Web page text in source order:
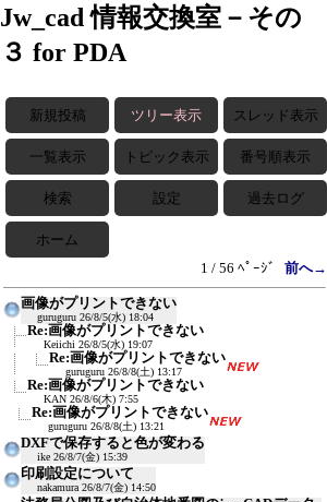
Jw_cad 情報交換室－その
３ for PDA
新規投稿 ツリー表示 スレッド表示
一覧表示 トピック表示 番号順表示
検索 設定 過去ログ
ホーム
1 / 56 ﾍﾟｰｼﾞ
前へ→
画像がプリントできない
guruguru 26/8/5(水) 18:04
Re:画像がプリントできない
Keiichi 26/8/5(水) 19:07
Re:画像がプリントできない
guruguru 26/8/8(土) 13:17
Re:画像がプリントできない
KAN 26/8/6(木) 7:55
Re:画像がプリントできない
guruguru 26/8/8(土) 13:21
DXFで保存すると色が変わる
ike 26/8/7(金) 15:39
印刷設定について
nakamura 26/8/7(金) 14:50